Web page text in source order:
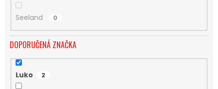
Seeland 0
DOPORUČENÁ ZNAČKA
Luko 2